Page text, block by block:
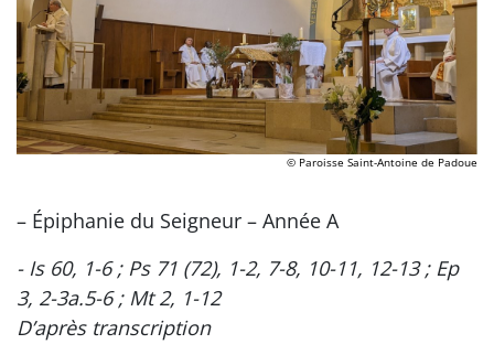
© Paroisse Saint-Antoine de Padoue
– Épiphanie du Seigneur – Année A
- Is 60, 1-6 ; Ps 71 (72), 1-2, 7-8, 10-11, 12-13 ; Ep
3, 2-3a.5-6 ; Mt 2, 1-12
D’après transcription